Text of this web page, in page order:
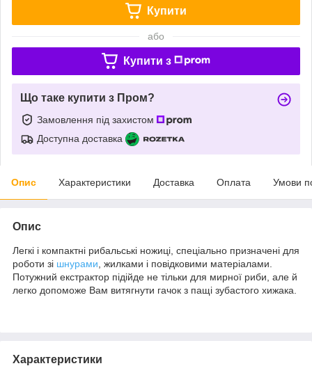
Купити
або
Купити з
Що таке купити з Пром?
Замовлення під захистом
Доступна доставка
Опис Характеристики Доставка Оплата Умови
Опис
Легкі і компактні рибальські ножиці, спеціально призначені для
роботи зі шнурами , жилками і повідковими матеріалами.
Потужний екстрактор підійде не тільки для мирної риби, але й
легко допоможе Вам витягнути гачок з пащі зубастого хижака.
Характеристики